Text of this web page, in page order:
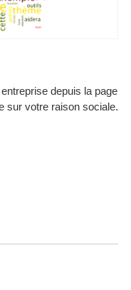
depuis la page
sur votre raison sociale.